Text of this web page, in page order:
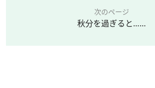
次のページ
秋分を過ぎると……